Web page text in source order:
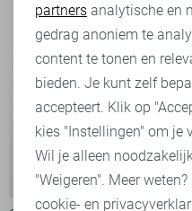
-30%
Marketing cookies
partners analytische en
gedrag anoniem te
content te tonen en
bieden. Je kunt zelf
accepteert. Klik op
kies "Instellingen" om je
Wil je alleen
"Weigeren". Meer weten?
cookie- en